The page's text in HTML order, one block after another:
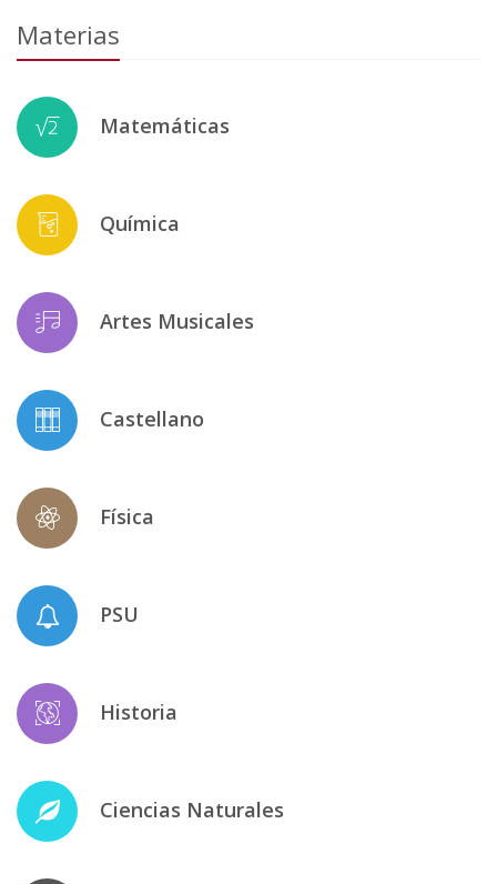
Materias
Matemáticas
Química
Artes Musicales
Castellano
Física
PSU
Historia
Ciencias Naturales